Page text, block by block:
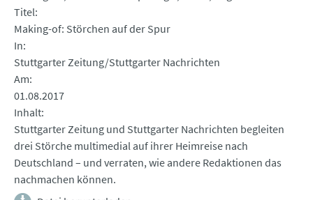
Titel
Making-of: Störchen auf der Spur
In
Stuttgarter Zeitung/Stuttgarter Nachrichten
Am
01.08.2017
Inhalt
Stuttgarter Zeitung und Stuttgarter Nachrichten begleiten
drei Störche multimedial auf ihrer Heimreise nach
Deutschland – und verraten, wie andere Redaktionen das
nachmachen können.